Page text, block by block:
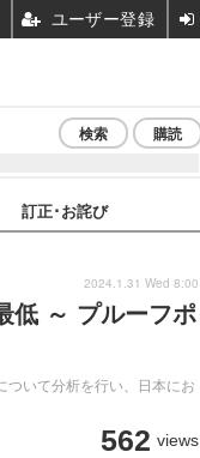
検索 購読
訂正･お詫び
低 ～ プルーフポ
いて分析を行い、日本にお
562 views
2024.1.31 Wed 8:00
ユーザー登録